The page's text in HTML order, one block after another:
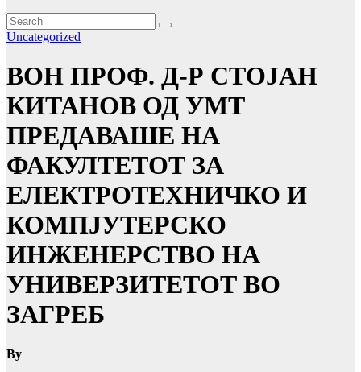
Uncategorized
ВОН ПРОФ. Д-Р СТОЈАН
КИТАНОВ ОД УМТ
ПРЕДАВАШЕ НА
ФАКУЛТЕТОТ ЗА
ЕЛЕКТРОТЕХНИЧКО И
КОМПЈУТЕРСКО
ИНЖЕНЕРСТВО НА
УНИВЕРЗИТЕТОТ ВО
ЗАГРЕБ
By